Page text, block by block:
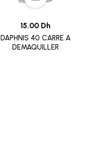
15.00 Dh
DAPHNIS 40 CARRE A
DEMAQUILLER